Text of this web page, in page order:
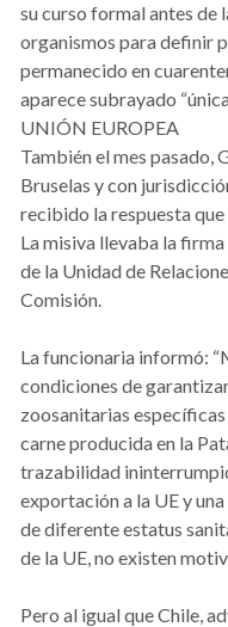
su curso formal antes de
organismos para definir
permanecido en
aparece subrayado
UNIÓN EUROPEA
También el mes pasado,
Bruselas y con
recibido la respuesta
La misiva llevaba la
de la Unidad de
Comisión.
La funcionaria informó:
condiciones de
zoosanitarias
carne producida en la
trazabilidad
exportación a la UE y
de diferente estatus
de la UE, no existen
Pero al igual que Chile,